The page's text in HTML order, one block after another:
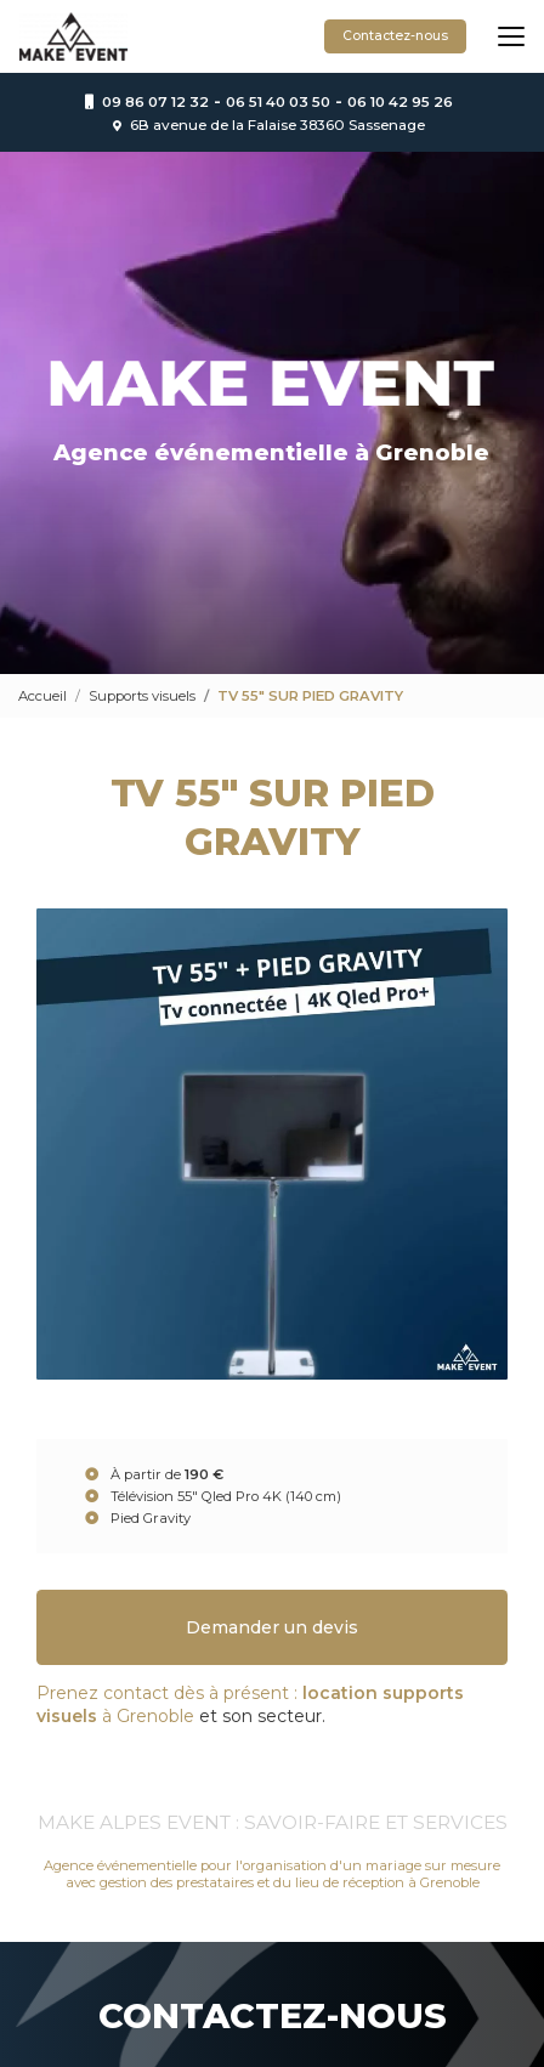
contenu
principal
09 86 07 12 32 - 06 51 40 03 50 - 06 10 42 95 26
6B avenue de la Falaise 38360 Sassenage
Contactez-nous
Agence événementielle à Grenoble
Accueil Supports visuels TV 55" SUR PIED GRAVITY
TV 55" SUR PIED
GRAVITY
À partir de 190 €
Télévision 55″ Qled Pro 4K (140 cm)
Pied Gravity
Demander un devis
Prenez contact dès à présent : location supports
visuels à Grenoble et son secteur.
MAKE ALPES EVENT : SAVOIR-FAIRE ET SERVICES
Agence événementielle pour l'organisation d'un mariage sur mesure
avec gestion des prestataires et du lieu de réception à Grenoble
CONTACTEZ-NOUS